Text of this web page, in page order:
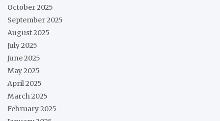
October 2025
September 2025
August 2025
July 2025
June 2025
May 2025
April 2025
March 2025
February 2025